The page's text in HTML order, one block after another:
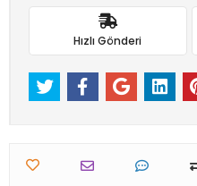
Hızlı Gönderi